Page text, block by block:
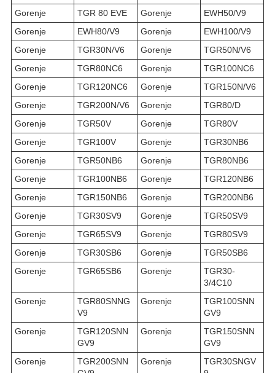
Gorenje
TGR 80 EVE Gorenje
EWH50/V9
Gorenje
EWH80/V9 Gorenje
EWH100/V9
Gorenje
TGR30N/V6 Gorenje
TGR50N/V6
Gorenje
TGR80NC6 Gorenje
TGR100NC6
Gorenje
TGR120NC6 Gorenje
TGR150N/V6
Gorenje
TGR200N/V6 Gorenje
TGR80/D
Gorenje
TGR50V Gorenje
TGR80V
Gorenje
TGR100V Gorenje
TGR30NB6
Gorenje
TGR50NB6 Gorenje
TGR80NB6
Gorenje
TGR100NB6 Gorenje
TGR120NB6
Gorenje
TGR150NB6 Gorenje
TGR200NB6
Gorenje
TGR30SV9 Gorenje
TGR50SV9
Gorenje
TGR65SV9 Gorenje
TGR80SV9
Gorenje
TGR30SB6 Gorenje
TGR50SB6
Gorenje
TGR65SB6 Gorenje
TGR30-
3/4C10
Gorenje
TGR80SNNG
V9
Gorenje
TGR100SNN
GV9
Gorenje
TGR120SNN
GV9
Gorenje
TGR150SNN
GV9
Gorenje
TGR200SNN
Gorenje
TGR30SNGV